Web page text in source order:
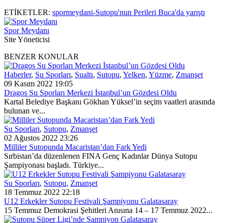
ETİKETLER: spormeydani-Sutopu'nun Perileri Buca'da yarıştı
Spor Meydanı
Site Yöneticisi
BENZER KONULAR
Haberler, Su Sporları, Sualtı, Sutopu, Yelken, Yüzme, Zmanşet
09 Kasım 2022 19:05
Dragos Su Sporları Merkezi İstanbul’un Gözdesi Oldu
Kartal Belediye Başkanı Gökhan Yüksel’in seçim vaatleri arasında
bulunan ve...
Su Sporları, Sutopu, Zmanşet
02 Ağustos 2022 23:26
Milliler Sutopunda Macaristan’dan Fark Yedi
Sırbistan’da düzenlenen FINA Genç Kadınlar Dünya Sutopu
Şampiyonası başladı. Türkiye...
Su Sporları, Sutopu, Zmanşet
18 Temmuz 2022 22:18
U12 Erkekler Sutopu Festivali Şampiyonu Galatasaray
15 Temmuz Demokrasi Şehitleri Anısına 14 – 17 Temmuz 2022...